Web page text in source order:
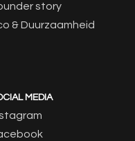
story
& Duurzaamheid
MEDIA